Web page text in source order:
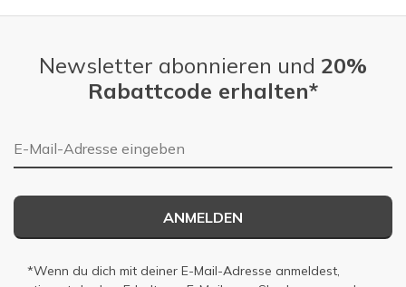
Newsletter abonnieren und 20%
Rabattcode erhalten*
E-Mail-Adresse
ANMELDEN
*Wenn du dich mit deiner E-Mail-Adresse anmeldest,